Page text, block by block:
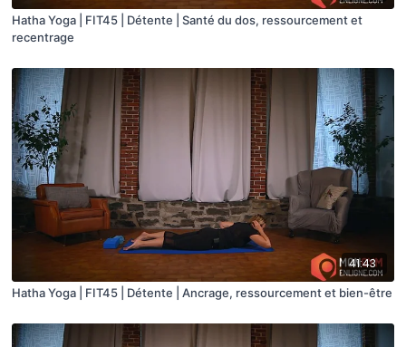
Hatha Yoga | FIT45 | Détente | Santé du dos, ressourcement et
recentrage
41:43
Hatha Yoga | FIT45 | Détente | Ancrage, ressourcement et bien-être